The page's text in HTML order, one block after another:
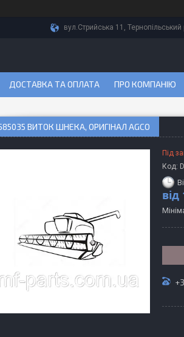
вул.Стрийська 11,
ДОСТАВКА ТА ОПЛАТА ПРО КОМПАНІЮ
ВИТОК ШНЕКА, ОРИГІНАЛ AGCO
Під
Код:
від